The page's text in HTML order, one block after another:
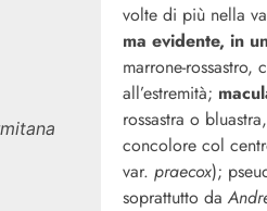
volte di più nella
ma evidente, in
marrone-
all’estremità;
rossastra o
concolore col
var. praecox);
soprattutto da